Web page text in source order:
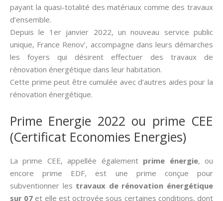
payant la quasi-totalité des matériaux comme des travaux
d’ensemble.
Depuis le 1er janvier 2022, un nouveau service public
unique, France Renov’, accompagne dans leurs démarches
les foyers qui désirent effectuer des travaux de
rénovation énergétique dans leur habitation.
Cette prime peut être cumulée avec d’autres aides pour la
rénovation énergétique.
Prime Energie 2022 ou prime CEE
(Certificat Economies Energies)
La prime CEE, appellée également prime énergie, ou
encore prime EDF, est une prime conçue pour
subventionner les travaux de rénovation énergétique
sur 07 et elle est octroyée sous certaines conditions, dont